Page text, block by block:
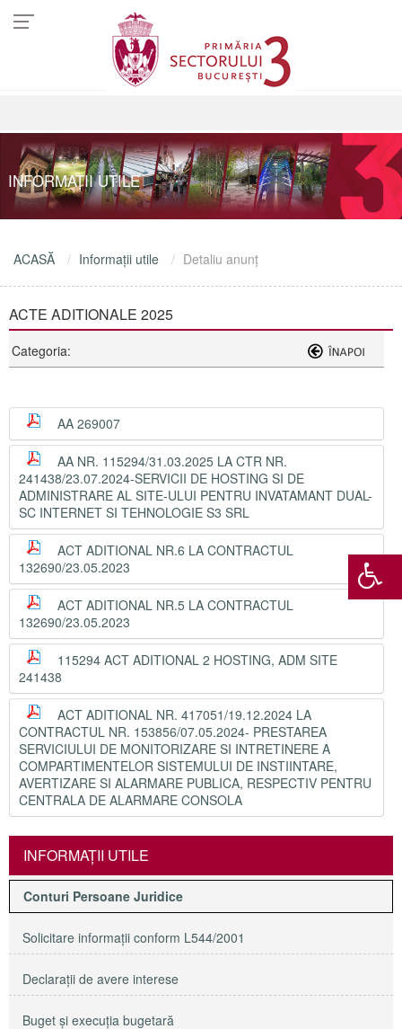
INFORMAŢII UTILE
ACASĂ Informaţii utile Detaliu anunţ
ACTE ADITIONALE 2025
Categoria:
AA 269007
AA NR. 115294/31.03.2025 LA CTR NR.
241438/23.07.2024-SERVICII DE HOSTING SI DE
ADMINISTRARE AL SITE-ULUI PENTRU INVATAMANT DUAL-
SC INTERNET SI TEHNOLOGIE S3 SRL
ACT ADITIONAL NR.6 LA CONTRACTUL
132690/23.05.2023
ACT ADITIONAL NR.5 LA CONTRACTUL
132690/23.05.2023
115294 ACT ADITIONAL 2 HOSTING, ADM SITE
241438
ACT ADITIONAL NR. 417051/19.12.2024 LA
CONTRACTUL NR. 153856/07.05.2024- PRESTAREA
SERVICIULUI DE MONITORIZARE SI INTRETINERE A
COMPARTIMENTELOR SISTEMULUI DE INSTIINTARE,
AVERTIZARE SI ALARMARE PUBLICA, RESPECTIV PENTRU
CENTRALA DE ALARMARE CONSOLA
INFORMAŢII UTILE
Conturi Persoane Juridice
Solicitare informaţii conform L544/2001
Declaraţii de avere interese
Buget şi execuţia bugetară